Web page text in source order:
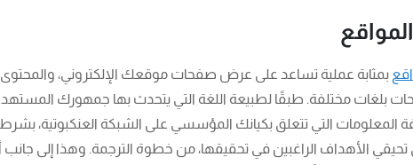
بمثابة عملية تساعد على عرض صفحات موقعك الإلكتروني، والمحتوى
بلغات مختلفة. طبقًا لطبيعة اللغة التي يتحدث بها جمهورك
المعلومات التي تتعلق بكيانك المؤسسي على الشبكة العنكبوتية،
الأهداف الراغبين في تحقيقها، من خطوة الترجمة. وهذا إلى جانب